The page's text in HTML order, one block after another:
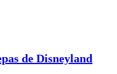
de Disneyland